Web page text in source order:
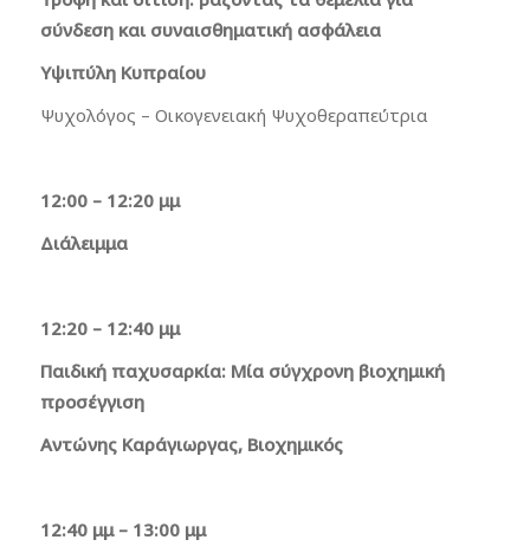
σύνδεση και συναισθηματική ασφάλεια
Υψιπύλη Κυπραίου
Ψυχολόγος – Οικογενειακή Ψυχοθεραπεύτρια
12:00 – 12:20 μμ
Διάλειμμα
12:20 – 12:40 μμ
Παιδική παχυσαρκία: Μία σύγχρονη βιοχημική
προσέγγιση
Αντώνης Καράγιωργας, Βιοχημικός
12:40 μμ – 13:00 μμ